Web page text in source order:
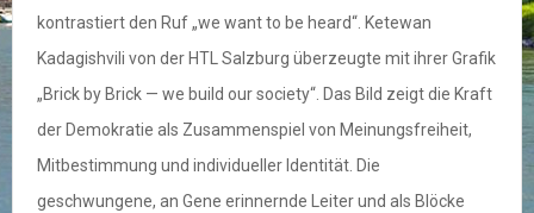
kontrastiert den Ruf „we want to be heard“. Ketewan
Kadagishvili von der HTL Salzburg überzeugte mit ihrer Grafik
„Brick by Brick — we build our society“. Das Bild zeigt die Kraft
der Demokratie als Zusammenspiel von Meinungsfreiheit,
Mitbestimmung und individueller Identität. Die
geschwungene, an Gene erinnernde Leiter und als Blöcke